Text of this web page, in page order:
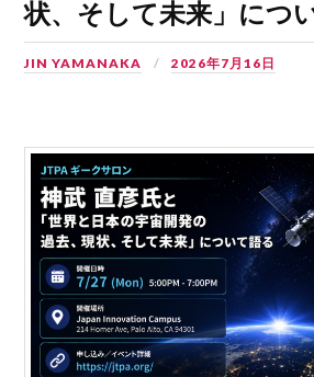
状、そして未来」につ
JIN YAMANAKA 2026年7月16日